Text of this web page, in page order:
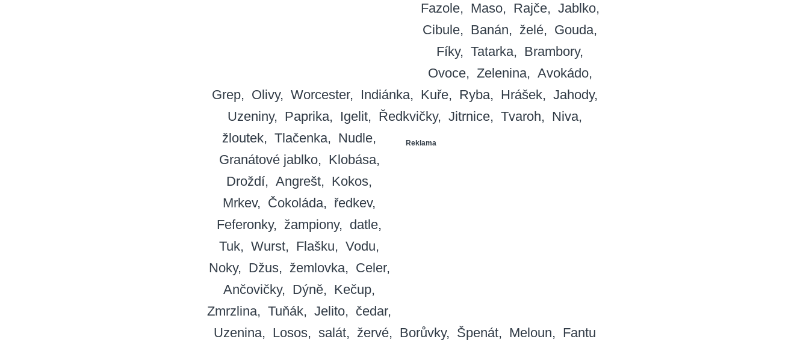
Fazole
Maso Rajče
Jablko
Cibule
Banán želé
Gouda
Fíky
Tatarka
Brambory
Ovoce
Zelenina
Avokádo
Grep
Olivy Worcester Indiánka Kuře Ryba Hrášek
Jahody
Uzeniny
Paprika Igelit Ředkvičky
Reklama
Jitrnice Tvaroh
Niva
žloutek
Tlačenka
Nudle
Granátové jablko
Klobása
Droždí
Angrešt
Kokos
Mrkev
Čokoláda
ředkev
Feferonky
žampiony
datle
Tuk
Wurst Flašku
Vodu
Noky
Džus žemlovka
Celer
Ančovičky
Dýně
Kečup
Zmrzlina
Tuňák Jelito
čedar
Uzenina
Losos salát žervé Borůvky Špenát Meloun Fantu